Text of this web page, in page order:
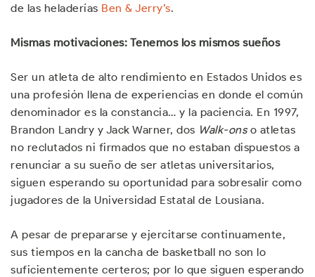
de las heladerías Ben & Jerry’s.
Mismas motivaciones: Tenemos los mismos sueños
Ser un atleta de alto rendimiento en Estados Unidos es
una profesión llena de experiencias en donde el común
denominador es la constancia… y la paciencia. En 1997,
Brandon Landry y Jack Warner, dos Walk-onso atletas
no reclutados ni firmados que no estaban dispuestos a
renunciar a su sueño de ser atletas universitarios,
siguen esperando su oportunidad para sobresalir como
jugadores de la Universidad Estatal de Lousiana.
A pesar de prepararse y ejercitarse continuamente,
sus tiempos en la cancha de basketball no son lo
suficientemente certeros; por lo que siguen esperando